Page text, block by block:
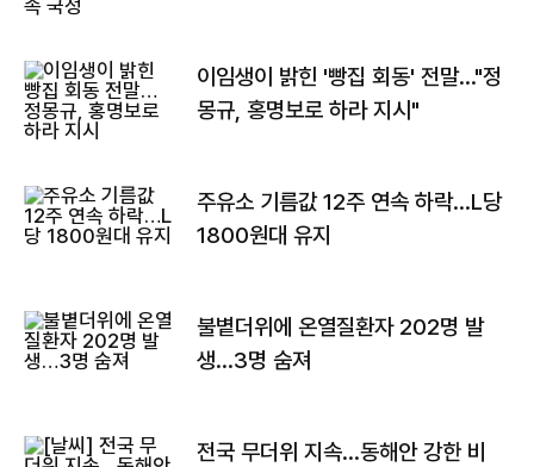
이임생이 밝힌 '빵집 회동' 전말…"정
몽규, 홍명보로 하라 지시"
주유소 기름값 12주 연속 하락…L당
1800원대 유지
불볕더위에 온열질환자 202명 발
생…3명 숨져
전국 무더위 지속…동해안 강한 비